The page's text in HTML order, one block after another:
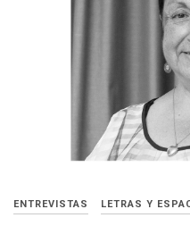
ENTREVISTAS LETRAS Y